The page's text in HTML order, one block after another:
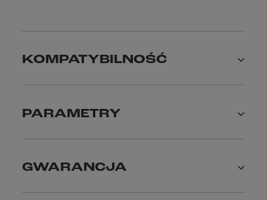
KOMPATYBILNOŚĆ
PARAMETRY
GWARANCJA